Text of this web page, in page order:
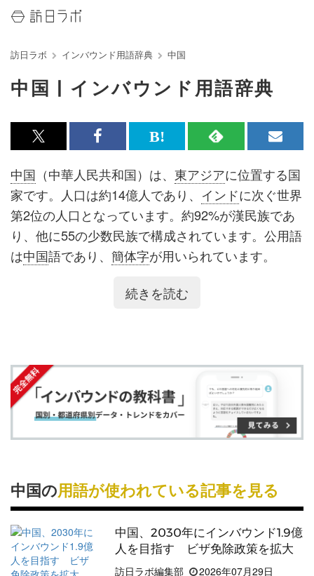
訪日ラボ インバウンド用語辞典 中国
中国 | インバウンド用語辞典
x<br>
で
記
事
を
シ
Facebook<br>
で
記
事
を
シ
は
て
な
ブ
ッ
ク
ー
追
加
RSS
で
記
事
を
購
メ
ル
マ
ガ
登
中国 （中華人民共和国）は、 東アジアに位置する国
家です。人口は約14億人であり、 インドに次ぐ世界
第2位の人口となっています。約92%が漢民族であ
り、他に55の少数民族で構成されています。公用語
は中国語であり、 簡体字が用いられています。
人数は、全ての国・地域のなかで
最多の約959万人で、 インバウンド対策
ましたが、2024年の
は698万1,200人
（推定値・2019年比27.1%減）で2位、訪日消費額
では1兆7,335億円（推定値・同年比2.1％減）でト
ップになり、力強い回復を見せています。
m」など、日本や世界で一般的に使われているサー
ビスが使えないことが多く、代わりに中国独自の
「大衆点評」「 RED」などが用いられています。そ
のため、情報発信に中国独自のツールを活用するな
ど、他の地域とは異なるインバウンド対策が必要と
続きを読む
中国の用語が使われている記事を見る
中国、2030年にインバウンド1.9億
人を目指す ビザ免除政策を拡大
訪日ラボ編集部
2026年07月29日